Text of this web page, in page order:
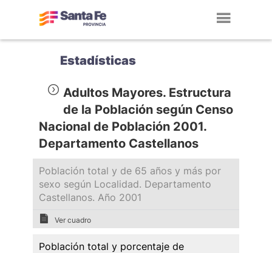
Estadísticas
Adultos Mayores. Estructura
de la Población según Censo
Nacional de Población 2001.
Departamento Castellanos
Población total y de 65 años y más por
sexo según Localidad. Departamento
Castellanos. Año 2001
Ver cuadro
Población total y porcentaje de